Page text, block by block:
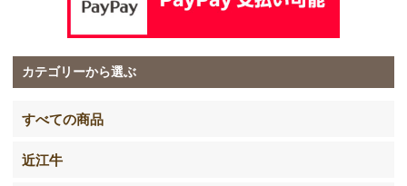
カテゴリーから選ぶ
すべての商品
近江牛